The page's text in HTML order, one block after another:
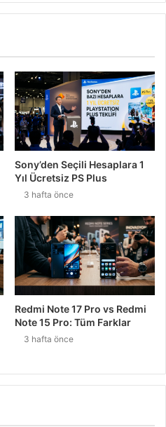
Sony’den Seçili Hesaplara 1
Yıl Ücretsiz PS Plus
3 hafta önce
Redmi Note 17 Pro vs Redmi
Note 15 Pro: Tüm Farklar
3 hafta önce